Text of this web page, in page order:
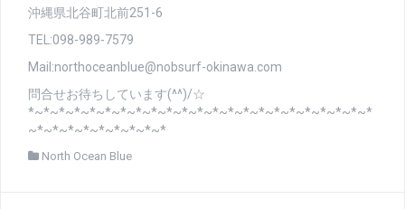
沖縄県北谷町北前251-6
TEL:098-989-7579
Mail:northoceanblue@nobsurf-okinawa.com
問合せお待ちしています(^^)/☆
*~*~*~*~*~*~*~*~*~*~*~*~*~*~*~*~*~*~*~*~*~*~*
~*~*~*~*~*~*~*~*~*
North Ocean Blue